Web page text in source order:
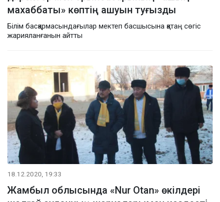
махаббаты» көптің ашуын туғызды
Білім басқармасындағылар мектеп басшысына қатаң сөгіс
жарияланғанын айтты
18.12.2020, 19:33
Жамбыл облысында «Nur Otan» өкілдері